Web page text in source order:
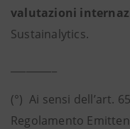
valutazioni
Sustainalytics.
(°) Ai sensi dell’art.
Regolamento